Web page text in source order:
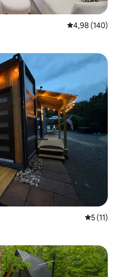
4,98 av 5 i
4,98 (140)
5 av 5 i
5 (11)